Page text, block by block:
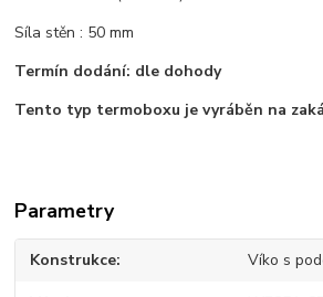
Síla stěn : 50 mm
Termín dodání: dle dohody
Tento typ termoboxu je vyráběn na
Parametry
Konstrukce Víko s